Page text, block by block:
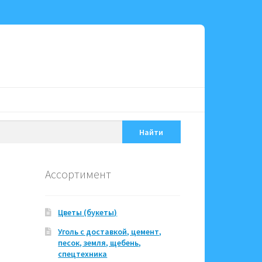
Найти
Ассортимент
Цветы (букеты)
Уголь с доставкой, цемент,
песок, земля, щебень,
спецтехника